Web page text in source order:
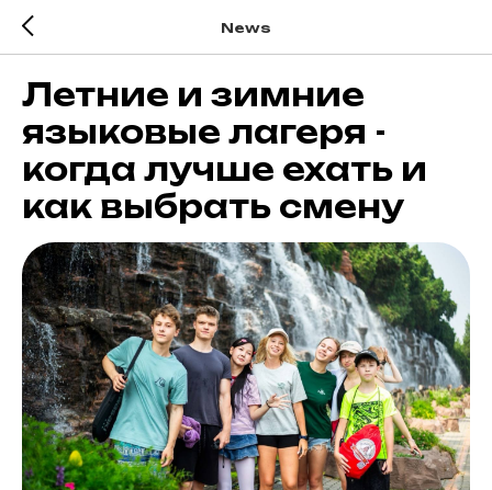
News
Летние и зимние
языковые лагеря -
когда лучше ехать и
как выбрать смену